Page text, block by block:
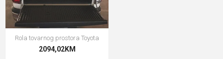
Rola tovarnog prostora Toyota
2094,02KM